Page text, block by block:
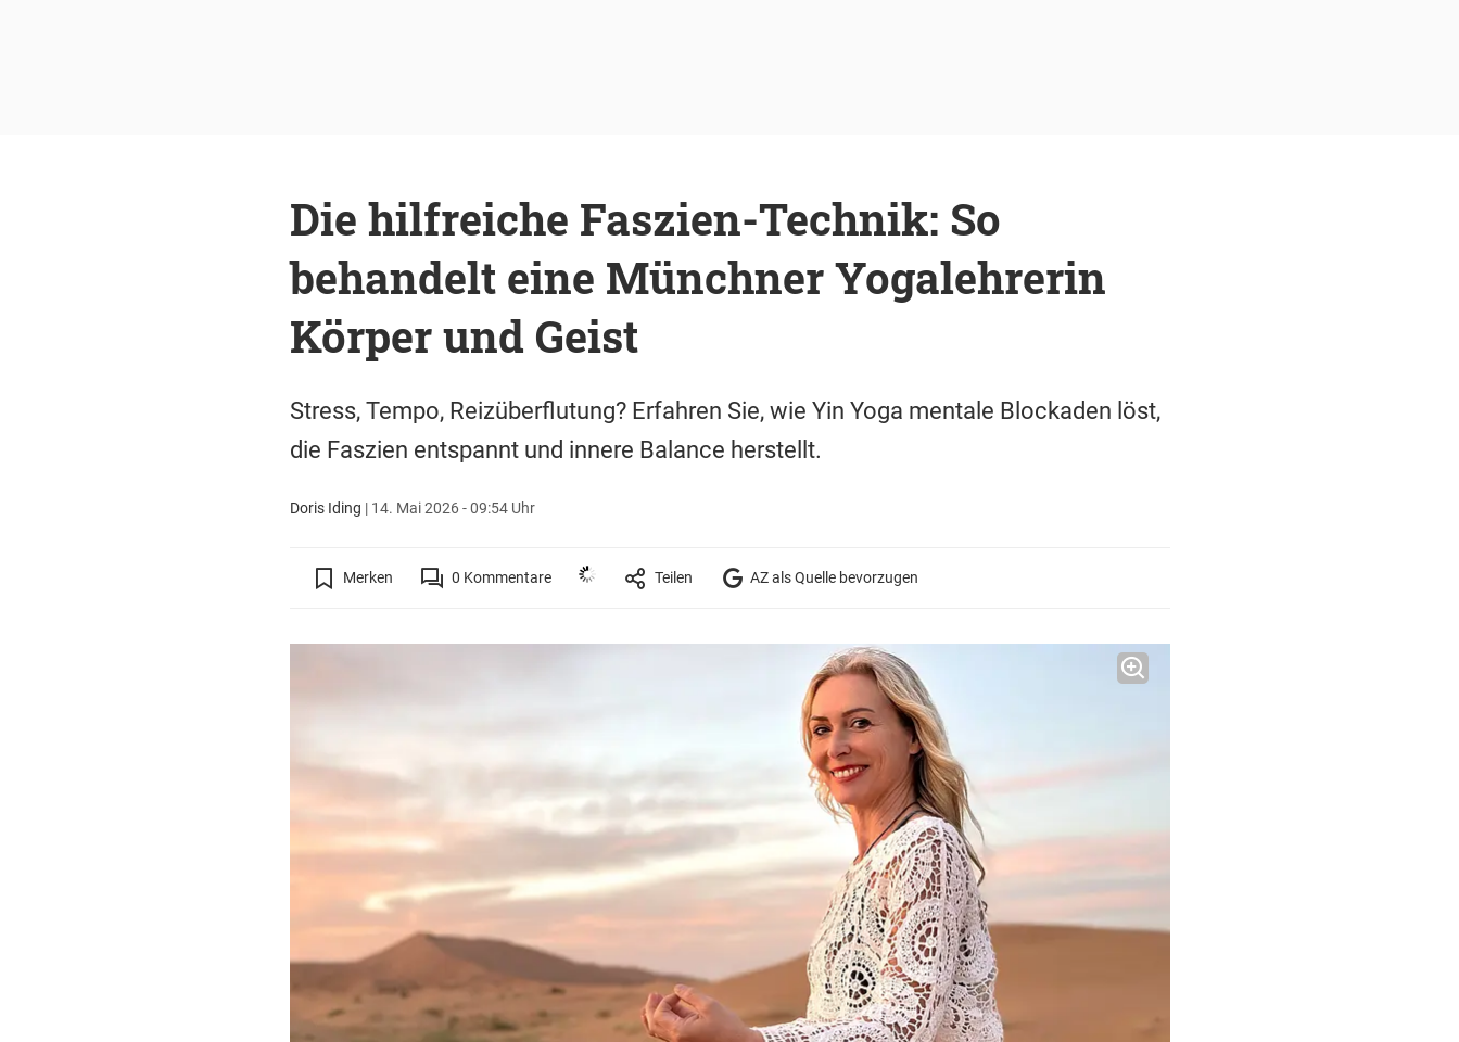
Die hilfreiche Faszien-Technik: So
behandelt eine Münchner Yogalehrerin
Körper und Geist
Stress, Tempo, Reizüberflutung? Erfahren Sie, wie Yin Yoga mentale Blockaden löst,
die Faszien entspannt und innere Balance herstellt.
Doris Iding | 14. Mai 2026 - 09:54 Uhr
Merken 0 Kommentare Teilen AZ als Quelle bevorzugen